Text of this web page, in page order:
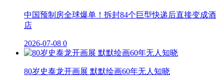
中国预制房全球爆单！拆封84个巨型快递后直接变成酒
店
2026-07-08 0
80岁史泰龙开画展 默默绘画60年无人知晓